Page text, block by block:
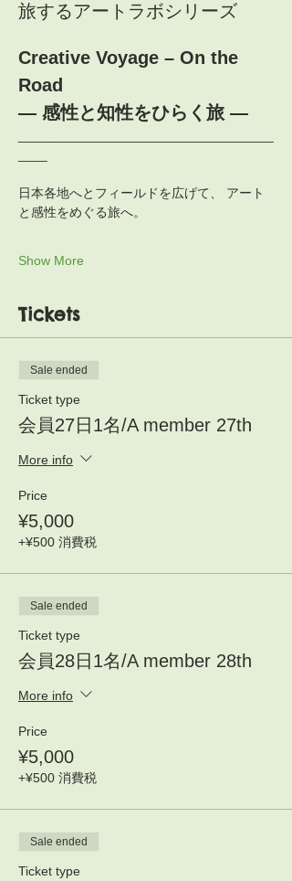
旅するアートラボシリーズ
Creative Voyage – On the
Road
― 感性と知性をひらく旅 ―
日本各地へとフィールドを広げて、 アート
と感性をめぐる旅へ。
Show More
Tickets
Sale ended
Ticket type
会員27日1名/A member 27th
More info
Price
¥5,000
+¥500 消費税
Sale ended
Ticket type
会員28日1名/A member 28th
More info
Price
¥5,000
+¥500 消費税
Sale ended
Ticket type